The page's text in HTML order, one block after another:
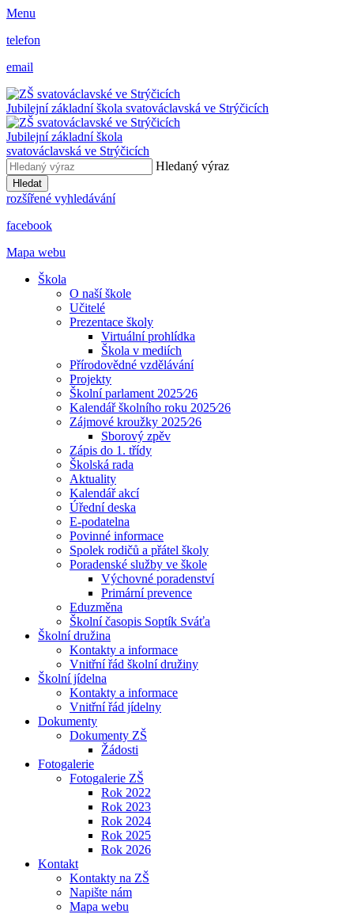
Menu
telefon
email
Jubilejní základní škola svatováclavská ve Strýčicích
Jubilejní základní škola
svatováclavská ve Strýčicích
Hledaný výraz
Hledat
rozšířené vyhledávání
facebook
Mapa webu
Škola
O naší škole
Učitelé
Prezentace školy
Virtuální prohlídka
Škola v mediích
Přírodovědné vzdělávání
Projekty
Školní parlament 2025⁄26
Kalendář školního roku 2025⁄26
Zájmové kroužky 2025⁄26
Sborový zpěv
Zápis do 1. třídy
Školská rada
Aktuality
Kalendář akcí
Úřední deska
E-podatelna
Povinné informace
Spolek rodičů a přátel školy
Poradenské služby ve škole
Výchovné poradenství
Primární prevence
Eduzměna
Školní časopis Soptík Sváťa
Školní družina
Kontakty a informace
Vnitřní řád školní družiny
Školní jídelna
Kontakty a informace
Vnitřní řád jídelny
Dokumenty
Dokumenty ZŠ
Žádosti
Fotogalerie
Fotogalerie ZŠ
Rok 2022
Rok 2023
Rok 2024
Rok 2025
Rok 2026
Kontakt
Kontakty na ZŠ
Napište nám
Mapa webu